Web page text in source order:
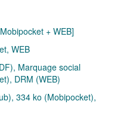
+ WEB]
WEB
Marquage social
DRM (WEB)
334 ko (Mobipocket),